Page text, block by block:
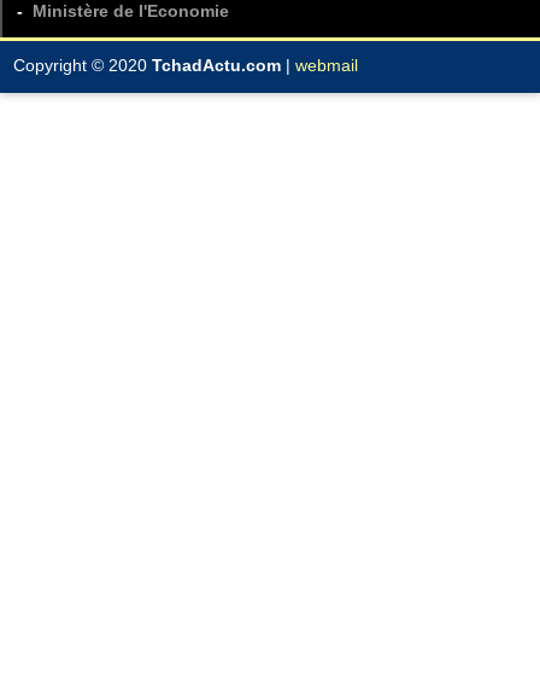
- Ministère de l'Economie
Copyright © 2020 TchadActu.com | webmail